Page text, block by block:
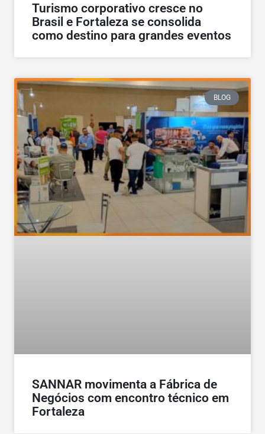
Turismo corporativo cresce no
Brasil e Fortaleza se consolida
como destino para grandes eventos
BLOG
SANNAR movimenta a Fábrica de
Negócios com encontro técnico em
Fortaleza